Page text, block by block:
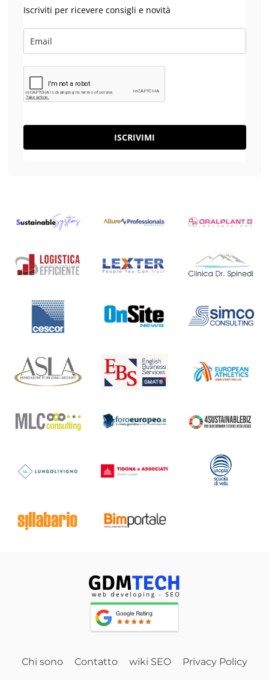
Iscriviti per ricevere consigli e novità
ISCRIVIMI
Chi sono Contatto wiki SEO Privacy Policy